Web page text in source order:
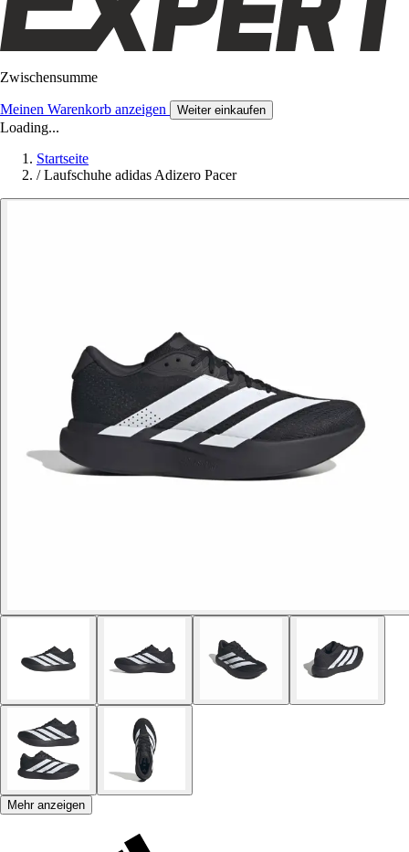
Zwischensumme
Meinen Warenkorb anzeigen Weiter einkaufen
Loading...
Startseite
/ Laufschuhe adidas Adizero Pacer
Mehr anzeigen